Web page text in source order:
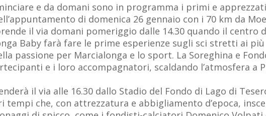
e da domani sono in programma i primi e
di domenica 26 gennaio con i 70 km da
il via domani pomeriggio dalle 14.30 quando il centro
Baby farà fare le prime esperienze sugli sci stretti ai
passione per Marcialonga e lo sport. La Soreghina e
e i loro accompagnatori, scaldando l’atmosfera a
il via alle 16.30 dallo Stadio del Fondo di Lago di
che, con attrezzatura e abbigliamento d’epoca,